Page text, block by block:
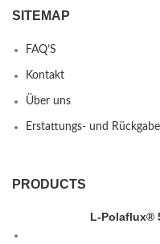
SITEMAP
FAQ’S
Kontakt
Über uns
Erstattungs- und
PRODUCTS
L-Polaflux®